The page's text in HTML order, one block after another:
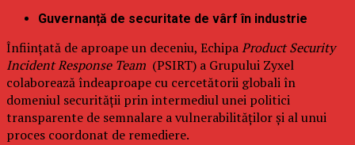
Guvernanță de securitate de vârf în industrie
Înființată de aproape un deceniu, EchipaProduct Security
Incident Response Team (PSIRT) a Grupului Zyxel
colaborează îndeaproape cu cercetătorii globali în
domeniul securității prin intermediul unei politici
transparente de semnalare a vulnerabilităților și al unui
proces coordonat de remediere.